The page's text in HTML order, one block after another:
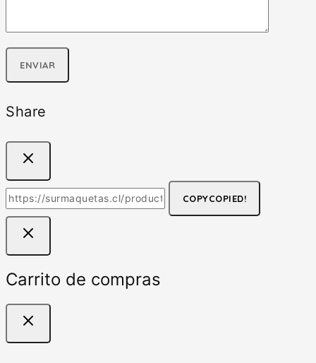
Share
COPYCOPIED!
Carrito de compras